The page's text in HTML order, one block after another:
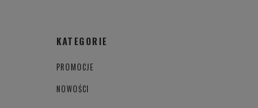
KATEGORIE
PROMOCJE
NOWOŚCI